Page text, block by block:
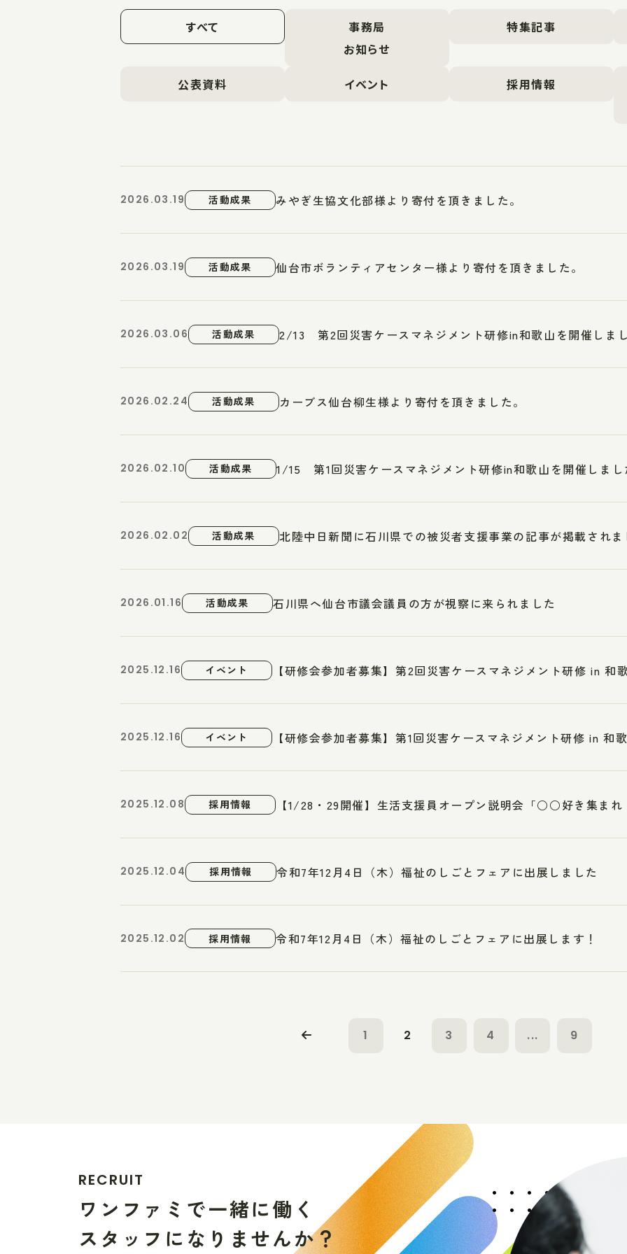
すべて
事務局
お知らせ
特集記事
公表資料 イベント 採用情報
2026.03.19 活動成果 みやぎ生協文化部様より寄付を頂きました。
2026.03.19 活動成果 仙台市ボランティアセンター様より寄付を頂きました。
2026.03.06 活動成果 2/13 第2回災害ケースマネジメント研修in和歌山を開催しま
2026.02.24 活動成果 カーブス仙台柳生様より寄付を頂きました。
2026.02.10 活動成果 1/15 第1回災害ケースマネジメント研修in和歌山を開催しまし
2026.02.02 活動成果 北陸中日新聞に石川県での被災者支援事業の記事が掲載されま
2026.01.16 活動成果 石川県へ仙台市議会議員の方が視察に来られました
2025.12.16 イベント 【研修会参加者募集】第2回災害ケースマネジメント研修 in 和
2025.12.16 イベント 【研修会参加者募集】第1回災害ケースマネジメント研修 in 和
2025.12.08 採用情報 【1/28・29開催】生活支援員オープン説明会「○○好き集まれ
2025.12.04 採用情報 令和7年12月4日（木）福祉のしごとフェアに出展しました
2025.12.02 採用情報 令和7年12月4日（木）福祉のしごとフェアに出展します！
1 2 3 4 ... 9
RECRUIT
ワ ン フ ァ ミ で一緒に働 く
ス タ ッ フ に な り ませんか？